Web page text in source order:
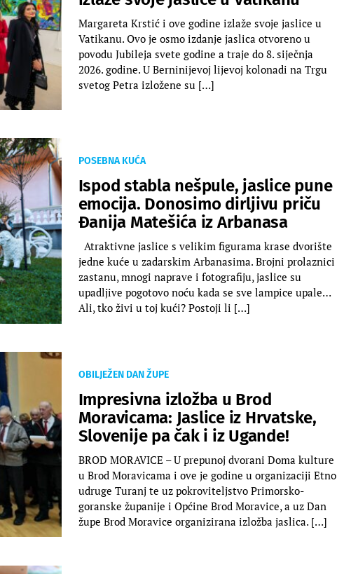
Margareta Krstić i ove godine izlaže svoje jaslice u
Vatikanu. Ovo je osmo izdanje jaslica otvoreno u
povodu Jubileja svete godine a traje do 8. siječnja
2026. godine. U Berninijevoj lijevoj kolonadi na Trgu
svetog Petra izložene su […]
POSEBNA KUĆA
Ispod stabla nešpule, jaslice pune
emocija. Donosimo dirljivu priču
Đanija Matešića iz Arbanasa
Atraktivne jaslice s velikim figurama krase dvorište
jedne kuće u zadarskim Arbanasima. Brojni prolaznici
zastanu, mnogi naprave i fotografiju, jaslice su
upadljive pogotovo noću kada se sve lampice upale…
Ali, tko živi u toj kući? Postoji li […]
OBILJEŽEN DAN ŽUPE
Impresivna izložba u Brod
Moravicama: Jaslice iz Hrvatske,
Slovenije pa čak i iz Ugande!
BROD MORAVICE – U prepunoj dvorani Doma kulture
u Brod Moravicama i ove je godine u organizaciji Etno
udruge Turanj te uz pokroviteljstvo Primorsko-
goranske županije i Općine Brod Moravice, a uz Dan
župe Brod Moravice organizirana izložba jaslica. […]